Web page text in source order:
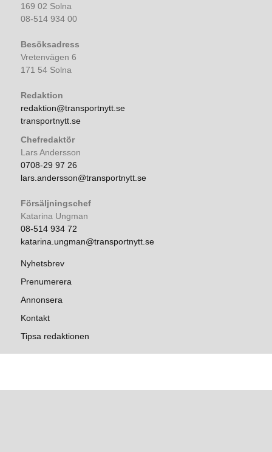
169 02 Solna
08-514 934 00
Besöksadress
Vretenvägen 6
171 54 Solna
Redaktion
redaktion@transportnytt.se
transportnytt.se
Chefredaktör
Lars Andersson
0708-29 97 26
lars.andersson@transportnytt.se
Försäljningschef
Katarina Ungman
08-514 934 72
katarina.ungman@transportnytt.se
Nyhetsbrev
Prenumerera
Annonsera
Kontakt
Tipsa redaktionen